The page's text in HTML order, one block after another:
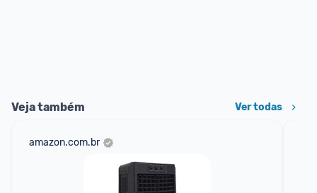
Veja também Ver todas
amazon.com.br